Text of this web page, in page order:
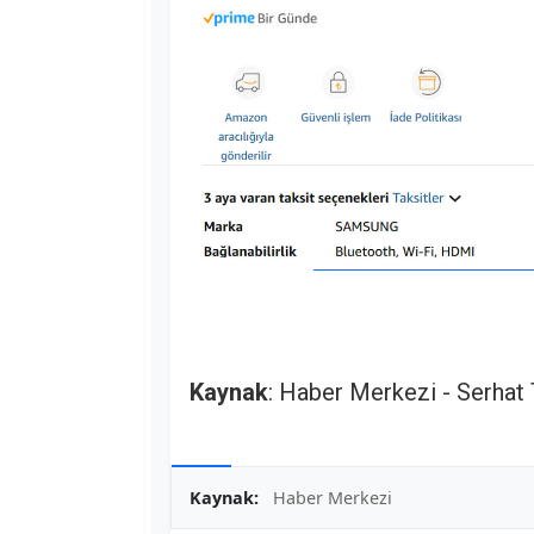
Kaynak: Haber Merkezi - Serhat
Kaynak: Haber Merkezi